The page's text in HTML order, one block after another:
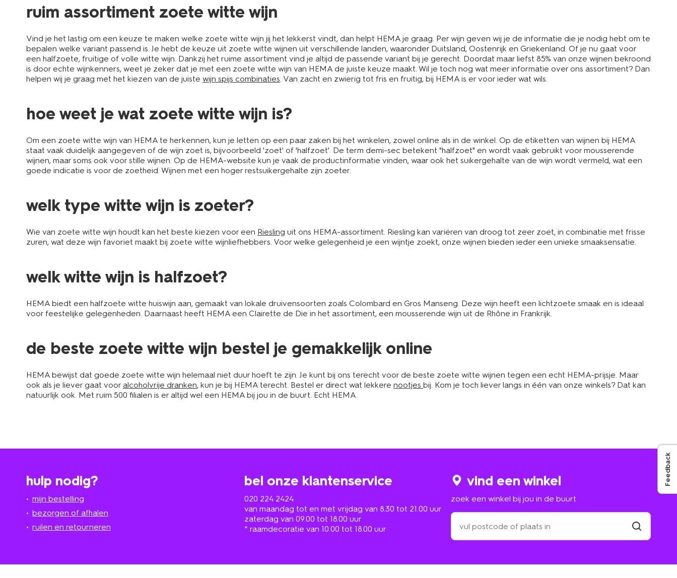
Feedback
ruim assortiment zoete witte wijn
Vind je het lastig om een keuze te maken welke zoete witte wijn jij het lekkerst vindt, dan helpt HEMA je graag. Per wijn geven wij je de informatie die je nodig hebt om te
bepalen welke variant passend is. Je hebt de keuze uit zoete witte wijnen uit verschillende landen, waaronder Duitsland, Oostenrijk en Griekenland. Of je nu gaat voor
een halfzoete, fruitige of volle witte wijn. Dankzij het ruime assortiment vind je altijd de passende variant bij je gerecht. Doordat maar liefst 85% van onze wijnen bekroond
is door echte wijnkenners, weet je zeker dat je met een zoete witte wijn van HEMA de juiste keuze maakt. Wil je toch nog wat meer informatie over ons assortiment? Dan
helpen wij je graag met het kiezen van de juiste wijn spijs combinaties. Van zacht en zwierig tot fris en fruitig, bij HEMA is er voor ieder wat wils.
hoe weet je wat zoete witte wijn is?
Om een zoete witte wijn van HEMA te herkennen, kun je letten op een paar zaken bij het winkelen, zowel online als in de winkel. Op de etiketten van wijnen bij HEMA
staat vaak duidelijk aangegeven of de wijn zoet is, bijvoorbeeld 'zoet' of 'halfzoet'. De term demi-sec betekent "halfzoet" en wordt vaak gebruikt voor mousserende
wijnen, maar soms ook voor stille wijnen. Op de HEMA-website kun je vaak de productinformatie vinden, waar ook het suikergehalte van de wijn wordt vermeld, wat een
goede indicatie is voor de zoetheid. Wijnen met een hoger restsuikergehalte zijn zoeter.
welk type witte wijn is zoeter?
Wie van zoete witte wijn houdt kan het beste kiezen voor een Riesling uit ons HEMA-assortiment. Riesling kan variëren van droog tot zeer zoet, in combinatie met frisse
zuren, wat deze wijn favoriet maakt bij zoete witte wijnliefhebbers. Voor welke gelegenheid je een wijntje zoekt, onze wijnen bieden ieder een unieke smaaksensatie.
welk witte wijn is halfzoet?
HEMA biedt een halfzoete witte huiswijn aan, gemaakt van lokale druivensoorten zoals Colombard en Gros Manseng. Deze wijn heeft een lichtzoete smaak en is ideaal
voor feestelijke gelegenheden. Daarnaast heeft HEMA een Clairette de Die in het assortiment, een mousserende wijn uit de Rhône in Frankrijk.
de beste zoete witte wijn bestel je gemakkelijk online
HEMA bewijst dat goede zoete witte wijn helemaal niet duur hoeft te zijn. Je kunt bij ons terecht voor de beste zoete witte wijnen tegen een echt HEMA-prijsje. Maar
ook als je liever gaat voor alcoholvrije dranken, kun je bij HEMA terecht. Bestel er direct wat lekkere nootjes bij. Kom je toch liever langs in één van onze winkels? Dat kan
natuurlijk ook. Met ruim 500 filialen is er altijd wel een HEMA bij jou in de buurt. Echt HEMA.
hulp nodig?
mijn bestelling
bezorgen of afhalen
ruilen en retourneren
bel onze klantenservice
020 224 2424
van maandag tot en met vrijdag van 8.30 tot 21.00 uur
zaterdag van 09.00 tot 18.00 uur
* raamdecoratie van 10.00 tot 18.00 uur
vind een winkel
zoek een winkel bij jou in de buurt
zoek
een
winkel
in